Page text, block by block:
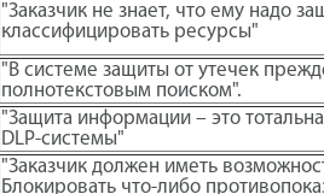
"Заказчик не знает, что ему надо
классифицировать ресурсы"
"В системе защиты от утечек
полнотекстовым поиском".
"Защита информации – это
DLP-системы"
"Заказчик должен иметь
Блокировать что-либо